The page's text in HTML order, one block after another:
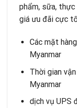
phẩm, sữa, thực
giá ưu đãi cực
Các mặt
Myanmar
Thời gian
Myanmar
dịch vụ UPS